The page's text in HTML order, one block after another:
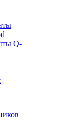
Q-